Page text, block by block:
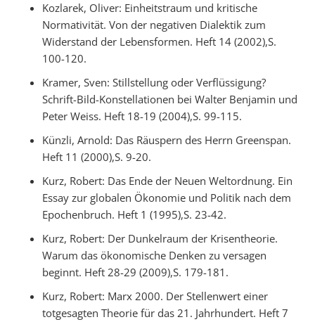
Kozlarek, Oliver: Einheitstraum und kritische
Normativität. Von der negativen Dialektik zum
Widerstand der Lebensformen. Heft 14 (2002),S.
100-120.
Kramer, Sven: Stillstellung oder Verflüssigung?
Schrift-Bild-Konstellationen bei Walter Benjamin und
Peter Weiss. Heft 18-19 (2004),S. 99-115.
Künzli, Arnold: Das Räuspern des Herrn Greenspan.
Heft 11 (2000),S. 9-20.
Kurz, Robert: Das Ende der Neuen Weltordnung. Ein
Essay zur globalen Ökonomie und Politik nach dem
Epochenbruch. Heft 1 (1995),S. 23-42.
Kurz, Robert: Der Dunkelraum der Krisentheorie.
Warum das ökonomische Denken zu versagen
beginnt. Heft 28-29 (2009),S. 179-181.
Kurz, Robert: Marx 2000. Der Stellenwert einer
totgesagten Theorie für das 21. Jahrhundert. Heft 7